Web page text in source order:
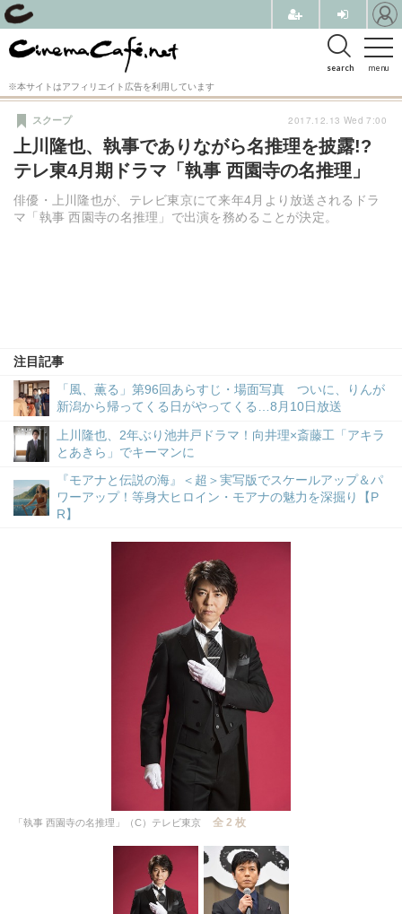
menu
search
※本サイトはアフィリエイト広告を利用しています
上川隆也、執事でありながら名推理を披露!?
テレ東4月期ドラマ「執事 西園寺の名推理」
俳優・上川隆也が、テレビ東京にて来年4月より放送されるドラ
マ「執事 西園寺の名推理」で出演を務めることが決定。
スクープ
注目記事
「風、薫る」第96回あらすじ・場面写真 ついに、りんが
新潟から帰ってくる日がやってくる…8月10日放送
上川隆也、2年ぶり池井戸ドラマ！向井理×斎藤工「アキラ
とあきら」でキーマンに
『モアナと伝説の海』＜超＞実写版でスケールアップ＆パ
ワーアップ！等身大ヒロイン・モアナの魅力を深掘り【P
R】
2017.12.13 Wed 7:00
「執事 西園寺の名推理」（C）テレビ東京 全 2 枚